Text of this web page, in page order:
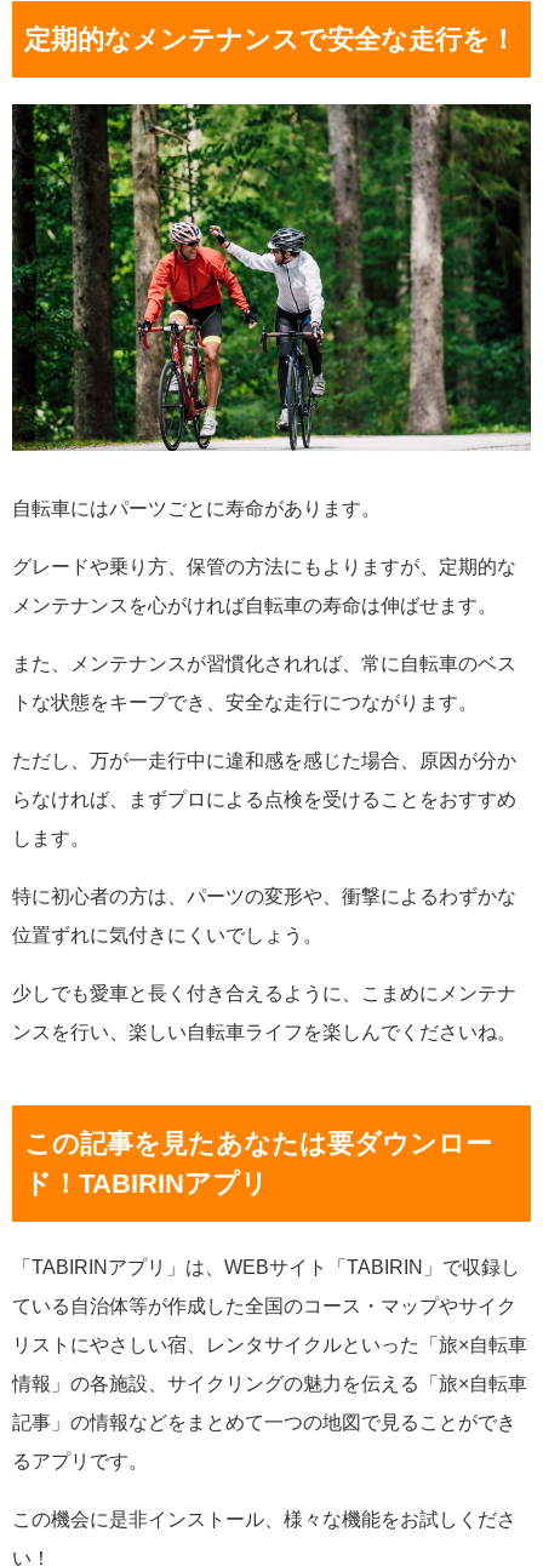
定期的なメンテナンスで安全な走行を！
自転車にはパーツごとに寿命があります。
グレードや乗り方、保管の方法にもよりますが、定期的な
メンテナンスを心がければ自転車の寿命は伸ばせます。
また、メンテナンスが習慣化されれば、常に自転車のベス
トな状態をキープでき、安全な走行につながります。
ただし、万が一走行中に違和感を感じた場合、原因が分か
らなければ、まずプロによる点検を受けることをおすすめ
します。
特に初心者の方は、パーツの変形や、衝撃によるわずかな
位置ずれに気付きにくいでしょう。
少しでも愛車と長く付き合えるように、こまめにメンテナ
ンスを行い、楽しい自転車ライフを楽しんでくださいね。
この記事を見たあなたは要ダウンロー
ド！TABIRINアプリ
「TABIRINアプリ」は、WEBサイト「TABIRIN」で収録し
ている自治体等が作成した全国のコース・マップやサイク
リストにやさしい宿、レンタサイクルといった「旅×自転車
情報」の各施設、サイクリングの魅力を伝える「旅×自転車
記事」の情報などをまとめて一つの地図で見ることができ
るアプリです。
この機会に是非インストール、様々な機能をお試しくださ
い！